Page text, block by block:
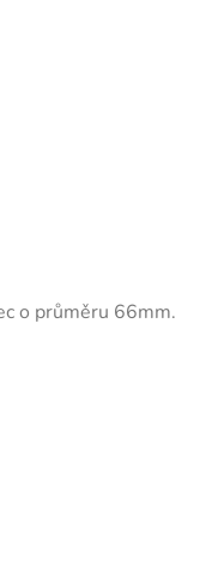
o průměru 66mm.